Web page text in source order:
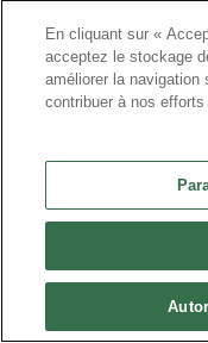
En cliquant sur «
acceptez le stockage
améliorer la
contribuer à nos